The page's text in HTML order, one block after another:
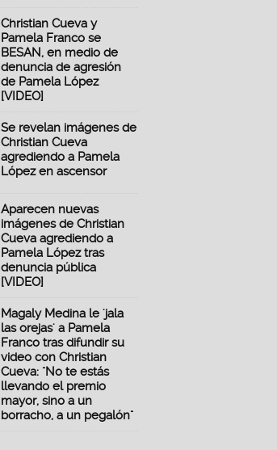
Christian Cueva y
Pamela Franco se
BESAN, en medio de
denuncia de agresión
de Pamela López
[VIDEO]
Se revelan imágenes de
Christian Cueva
agrediendo a Pamela
López en ascensor
Aparecen nuevas
imágenes de Christian
Cueva agrediendo a
Pamela López tras
denuncia pública
[VIDEO]
Magaly Medina le 'jala
las orejas' a Pamela
Franco tras difundir su
video con Christian
Cueva: "No te estás
llevando el premio
mayor, sino a un
borracho, a un pegalón"